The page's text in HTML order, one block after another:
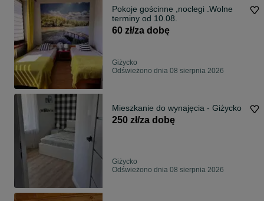
Pokoje gościnne ,noclegi .Wolne
terminy od 10.08.
60 zł/za dobę
Giżycko
Odświeżono dnia 08 sierpnia 2026
Mieszkanie do wynajęcia - Giżycko
250 zł/za dobę
Giżycko
Odświeżono dnia 08 sierpnia 2026